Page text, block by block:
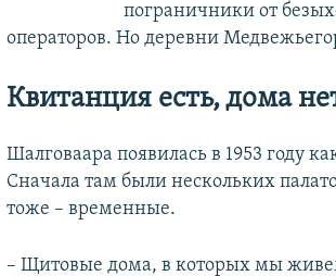
пограничники от
операторов. Но деревни
Квитанция есть, дома
Шалговаара появилась в 1953 году
Сначала там были нескольких
тоже – временные.
– Щитовые дома, в которых мы